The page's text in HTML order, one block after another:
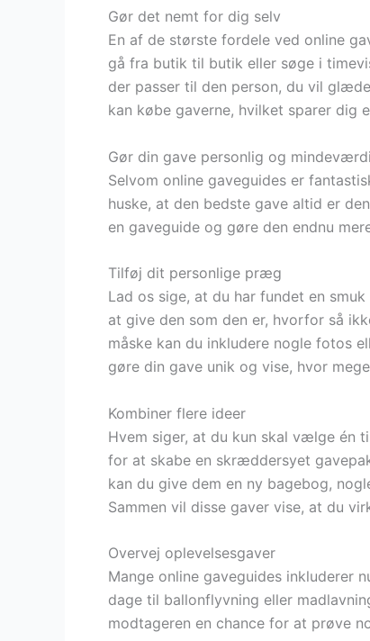
Gør det nemt for dig selv
En af de største fordele ved online
gå fra butik til butik eller søge i
der passer til den person, du vil
kan købe gaverne, hvilket sparer dig
Gør din gave personlig og
Selvom online gaveguides er
huske, at den bedste gave altid er
en gaveguide og gøre den endnu
Tilføj dit personlige præg
Lad os sige, at du har fundet en
at give den som den er, hvorfor så
måske kan du inkludere nogle fotos
gøre din gave unik og vise, hvor
Kombiner flere ideer
Hvem siger, at du kun skal vælge én
for at skabe en skræddersyet
kan du give dem en ny bagebog,
Sammen vil disse gaver vise, at du
Overvej oplevelsesgaver
Mange online gaveguides inkluderer
dage til ballonflyvning eller
modtageren en chance for at prøve